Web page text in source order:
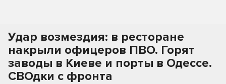
Удар возмездия: в ресторане
накрыли офицеров ПВО. Горят
заводы в Киеве и порты в Одессе.
СВОдки с фронта